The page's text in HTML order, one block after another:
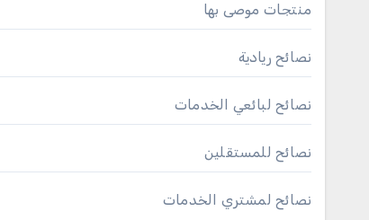
منتجات موصى بها
نصائح ريادية
نصائح لبائعي الخدمات
نصائح للمستقلين
نصائح لمشتري الخدمات